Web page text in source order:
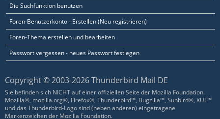
Die Suchfunktion benutzen
Foren-Benutzerkonto - Erstellen (Neu registrieren)
Foren-Thema erstellen und bearbeiten
Passwort vergessen - neues Passwort festlegen
Copyright © 2003-2026 Thunderbird Mail DE
Sie befinden sich NICHT auf einer offiziellen Seite der Mozilla Foundation.
Mozilla®, mozilla.org®, Firefox®, Thunderbird™, Bugzilla™, Sunbird®, XUL™
und das Thunderbird-Logo sind (neben anderen) eingetragene
Markenzeichen der Mozilla Foundation.